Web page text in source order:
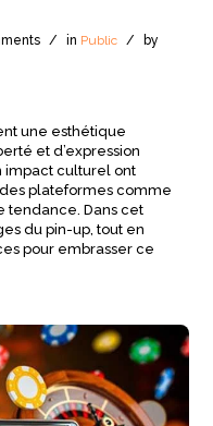
/ in Public / by
une esthétique
et d’expression
impact culturel ont
plateformes comme
tendance. Dans cet
du pin-up, tout en
pour embrasser ce